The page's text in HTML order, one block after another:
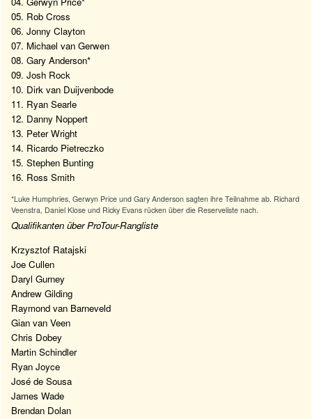
05. Rob Cross
06. Jonny Clayton
07. Michael van Gerwen
08. Gary Anderson*
09. Josh Rock
10. Dirk van Duijvenbode
11. Ryan Searle
12. Danny Noppert
13. Peter Wright
14. Ricardo Pietreczko
15. Stephen Bunting
16. Ross Smith
*Luke Humphries, Gerwyn Price und Gary Anderson sagten ihre Teilnahme ab. Richard
Veenstra, Daniel Klose und Ricky Evans rücken über die Reserveliste nach.
Qualifikanten über ProTour-Rangliste
Krzysztof Ratajski
Joe Cullen
Daryl Gurney
Andrew Gilding
Raymond van Barneveld
Gian van Veen
Chris Dobey
Martin Schindler
Ryan Joyce
José de Sousa
James Wade
Brendan Dolan